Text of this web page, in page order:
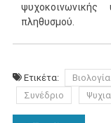
πληθυσμού.
Ετικέτα: Βιολογία
Συνέδριο